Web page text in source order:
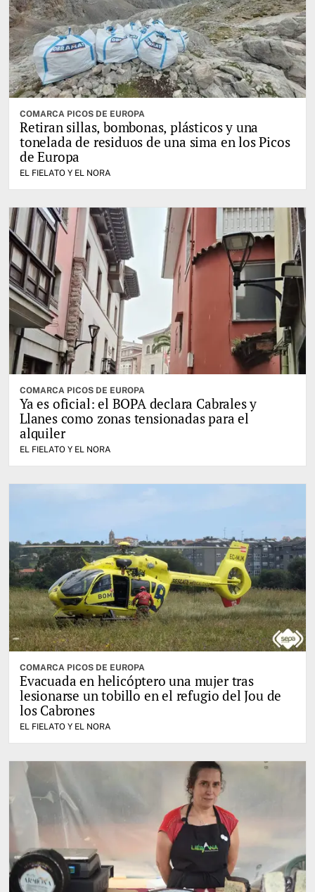
COMARCA PICOS DE EUROPA
Retiran sillas, bombonas, plásticos y una
tonelada de residuos de una sima en los Picos
de Europa
EL FIELATO Y EL NORA
COMARCA PICOS DE EUROPA
Ya es oficial: el BOPA declara Cabrales y
Llanes como zonas tensionadas para el
alquiler
EL FIELATO Y EL NORA
COMARCA PICOS DE EUROPA
Evacuada en helicóptero una mujer tras
lesionarse un tobillo en el refugio del Jou de
los Cabrones
EL FIELATO Y EL NORA